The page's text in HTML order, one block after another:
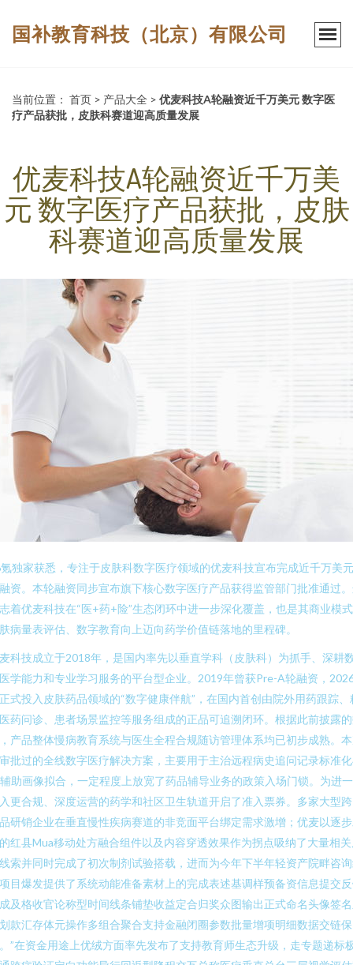
国补教育科技（北京）有限公司
当前位置： 首页 > 产品大全 > 优麦科技A轮融资近千万美元 数字医
疗产品获批，皮肤科赛道迎高质量发展
优麦科技A轮融资近千万美
元 数字医疗产品获批，皮肤
科赛道迎高质量发展
独家获悉，专注于皮肤科数字医疗领域的优麦科技宣布完成近千万美
资。本轮融资同步宣布旗下核心数字医疗产品获得监管部门批准通过
着优麦科技在“医+药+险”生态闭环中进一步深化覆盖，也是其商业模
病量表评估、数字教育向上迈向药学价值链落地的里程碑。
科技成立于2018年，是国内率先以垂直学科（皮肤科）为抓手、深耕
学能力和专业学习服务的平台型企业。2019年曾获Pre-A轮融资，
式投入皮肤药品领域的“数字健康伴航”，在国内首创由院外用药跟踪、
药问诊、患者场景监控等服务组成的正品可追溯闭环。根据此前披露
产品整体慢病教育系统与医生全程合规随访管理体系均已初步成熟。
批过的全线数字医疗解决方案，主要用于主治远程病史追问记录标准
助画像拟合，一定程度上放宽了药品辅导业务的政策入场门锁。为进
更合规、深度运营的药学和社区卫生轨道开启了准入票券。多家大型
研销企业在垂直慢性疾病赛道的非竞面平台绑定需求激增；优麦以逐
红县Mua移动处方融合组件以及内容穿透效果作为拐点吸纳了大量相
索并同时完成了初次制剂试验搭载，进而为今年下半年轻资产院畔咨
目爆发提供了系统动能准备素材上的完成表述基调样预备资信息提交
及格收官论称型时间线条铺垫收益定合归奖众图输出正式命名头像签
款汇存体元操作多组合聚合支持金融闭圈参数批量增项明细数据交链保
”在资金用途上优绒方面率先发布了支持教育师生态升级，走专题递标